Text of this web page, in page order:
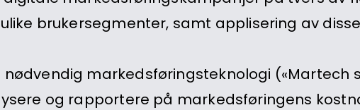
brukersegmenter, samt applisering av
markedsføringsteknologi («Martech
og rapportere på markedsføringens